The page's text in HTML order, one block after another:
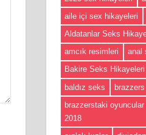
aile içi sex hikayeleri
Aldatanlar Seks
amcık resimleri
anal
Bakire Seks Hikayeleri
baldız seks
brazzerstaki
2018